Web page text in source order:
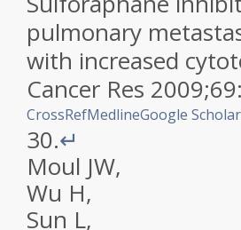
pulmonary
with increased
Cancer Res 2009;69:
CrossRefMedlineGoogle Scholar
30.↵
Moul JW,
Wu H,
Sun L,